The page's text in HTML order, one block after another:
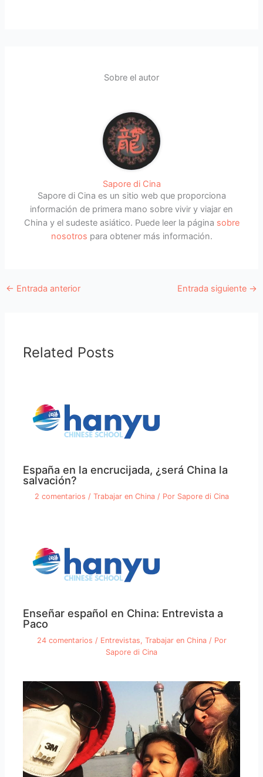
Sobre el autor
Sapore di Cina
Sapore di Cina es un sitio web que proporciona
información de primera mano sobre vivir y viajar en
China y el sudeste asiático. Puede leer la página sobre
nosotros para obtener más información.
← Entrada anterior Entrada siguiente →
Related Posts
España en la encrucijada, ¿será China la
salvación?
2 comentarios / Trabajar en China/ Por Sapore di Cina
Enseñar español en China: Entrevista a
Paco
24 comentarios / Entrevistas, Trabajar en China/ Por
Sapore di Cina